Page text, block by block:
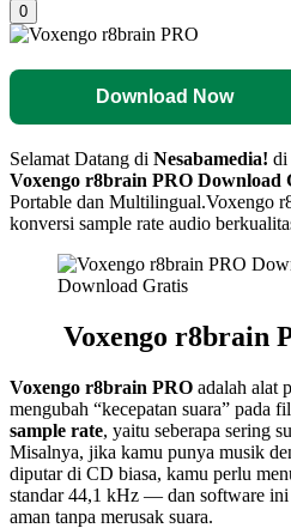
0
Download Now
Selamat Datang di Nesabamedia! di
Voxengo r8brain PRO Download
Portable dan Multilingual.Voxengo
konversi sample rate audio
Voxengo r8brain
Voxengo r8brain PRO adalah alat
mengubah “kecepatan suara” pada
sample rate, yaitu seberapa sering
Misalnya, jika kamu punya musik
diputar di CD biasa, kamu perlu
standar 44,1 kHz — dan software ini
aman tanpa merusak suara.